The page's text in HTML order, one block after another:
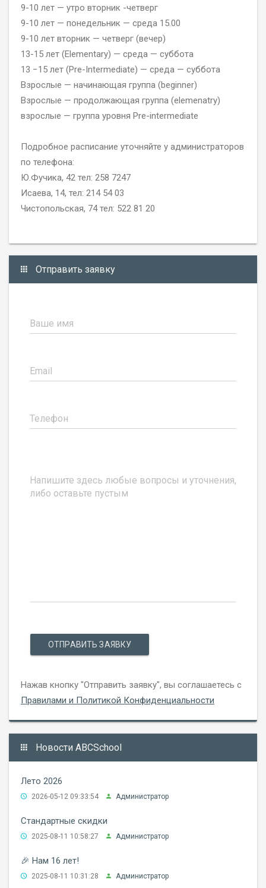
9-10 лет — утро вторник -четверг
9-10 лет — понедельник — среда 15.00
9-10 лет вторник — четверг (вечер)
13-15 лет (Elementary) — среда — суббота
13 −15 лет (Pre-Intermediate) — среда — суббота
Взрослые — начинающая группа (beginner)
Взрослые — продолжающая группа (elemenatry)
взрослые — группа уровня Pre-intermediate
Подробное расписание уточняйте у администраторов
по телефона:
Ю.Фучика, 42 тел: 258 7247
Исаева, 14, тел: 214 54 03
Чистопольская, 74 тел: 522 81 20
Отправить заявку
ОТПРАВИТЬ ЗАЯВКУ
Нажав кнопку "Отправить заявку", вы соглашаетесь с
Правилами и Политикой Конфиденциальности
Новости ABCSchool
Лето 2026
2026-05-12 09:33:54 Администратор
Стандартные скидки
2025-08-11 10:58:27 Администратор
🎉 Нам 16 лет!
2025-08-11 10:31:28 Администратор